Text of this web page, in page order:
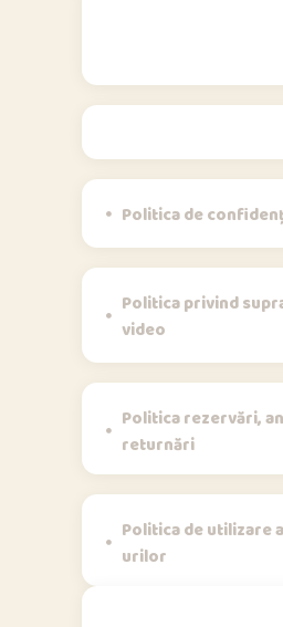
Politica de
Politica privind
video
Politica rezervări,
returnări
Politica de utilizare
urilor